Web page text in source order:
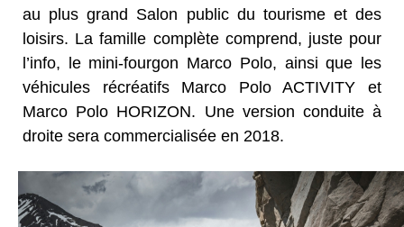
au plus grand Salon public du tourisme et des
loisirs. La famille complète comprend, juste pour
l’info, le mini-fourgon Marco Polo, ainsi que les
véhicules récréatifs Marco Polo ACTIVITY et
Marco Polo HORIZON. Une version conduite à
droite sera commercialisée en 2018.